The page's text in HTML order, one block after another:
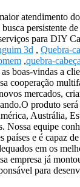
atendimento
persistente
para DIY
3d , Quebra-
,quebra-
boas-vindas a
cooperação
mercados,
produto
Austrália,
Nossa equipe
países e é capaz
em os
empresa já
para